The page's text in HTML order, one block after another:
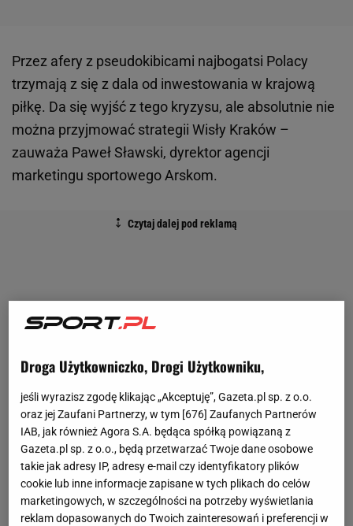
Przez afery z pseudokibicami najbogatsi Polacy
trzymają z się z dala od inwestowania w krajową
piłkę. Da się wyjść z tego kryzysu, ale absolutnie nie
można przyjmować strategii Wisły Kraków –
zauważa Paweł Sławski, dyrektor agencji
marketingu sportowego Arskom.
Droga Użytkowniczko, Drogi Użytkowniku,
jeśli wyrazisz zgodę klikając „Akceptuję”, Gazeta.pl sp. z o.o.
oraz jej Zaufani Partnerzy, w tym [676] Zaufanych Partnerów
IAB, jak również Agora S.A. będąca spółką powiązaną z
Gazeta.pl sp. z o.o., będą przetwarzać Twoje dane osobowe
takie jak adresy IP, adresy e-mail czy identyfikatory plików
cookie lub inne informacje zapisane w tych plikach do celów
marketingowych, w szczególności na potrzeby wyświetlania
reklam dopasowanych do Twoich zainteresowań i preferencji w